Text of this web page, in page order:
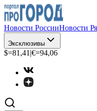
Новости РоссииНовости
Эксклюзивы
$=81,41 |€=94,06